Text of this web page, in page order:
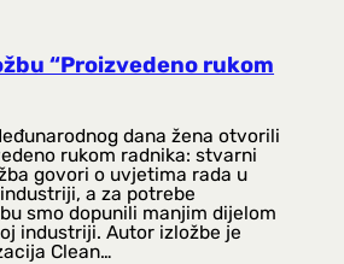
“Proizvedeno rukom
dana žena otvorili
rukom radnika: stvarni
govori o uvjetima rada u
a za potrebe
smo dopunili manjim dijelom
industriji. Autor izložbe je
Clean…